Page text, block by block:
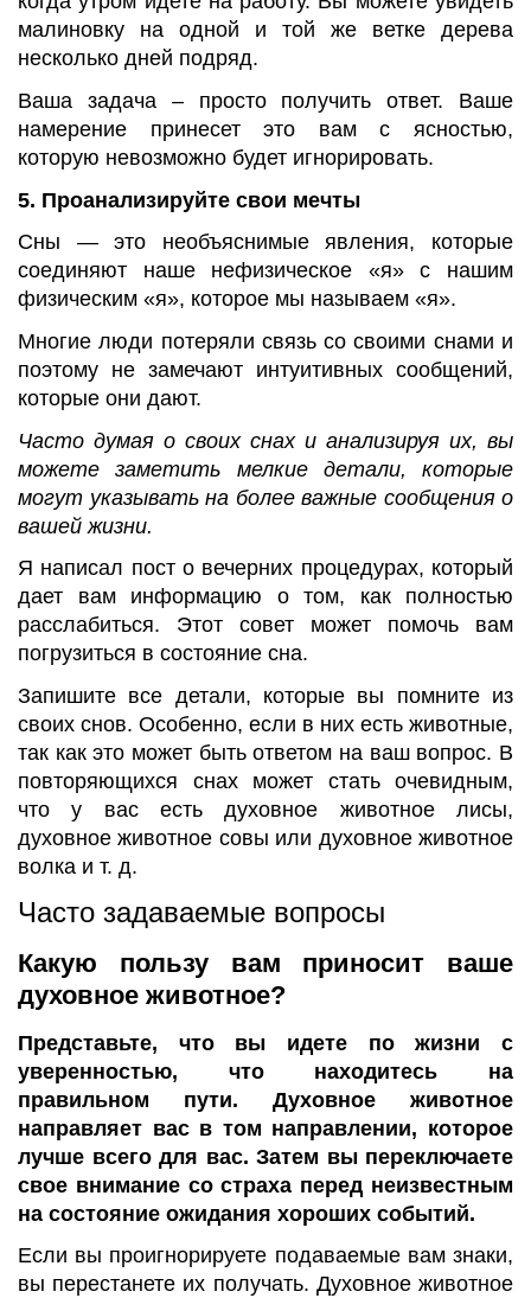
малиновку на одной и той же ветке дерева
несколько дней подряд.
Ваша задача – просто получить ответ. Ваше
намерение принесет это вам с ясностью,
которую невозможно будет игнорировать.
5. Проанализируйте свои мечты
Сны — это необъяснимые явления, которые
соединяют наше нефизическое «я» с нашим
физическим «я», которое мы называем «я».
Многие люди потеряли связь со своими снами и
поэтому не замечают интуитивных сообщений,
которые они дают.
Часто думая о своих снах и анализируя их, вы
можете заметить мелкие детали, которые
могут указывать на более важные сообщения о
вашей жизни.
Я написал пост о вечерних процедурах, который
дает вам информацию о том, как полностью
расслабиться. Этот совет может помочь вам
погрузиться в состояние сна.
Запишите все детали, которые вы помните из
своих снов. Особенно, если в них есть животные,
так как это может быть ответом на ваш вопрос. В
повторяющихся снах может стать очевидным,
что у вас есть духовное животное лисы,
духовное животное совы или духовное животное
волка и т. д.
Часто задаваемые вопросы
Какую пользу вам приносит ваше
духовное животное?
Представьте, что вы идете по жизни с
уверенностью, что находитесь на
правильном пути. Духовное животное
направляет вас в том направлении, которое
лучше всего для вас. Затем вы переключаете
свое внимание со страха перед неизвестным
на состояние ожидания хороших событий.
Если вы проигнорируете подаваемые вам знаки,
вы перестанете их получать. Духовное животное